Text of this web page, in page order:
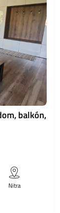
balkón,
Nitra